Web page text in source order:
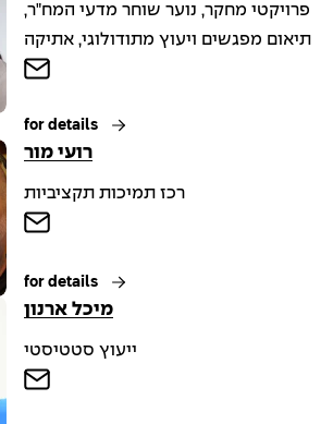
פרויקטי מחקר, נוער שוחר מדעי המח"ר,
תיאום מפגשים ויעוץ מתודולוגי, אתיקה
for details
רועי מור
רכז תמיכות תקציביות
for details
מיכל ארנון
ייעוץ סטטיסטי